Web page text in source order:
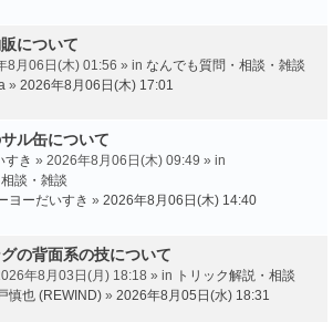
について
8月06日(木) 01:56 » in なんでも質問・相談・雑談
» 2026年8月06日(木) 17:01
ル缶について
すき » 2026年8月06日(木) 09:49 » in
談・雑談
ヨーだいすき » 2026年8月06日(木) 14:40
の背面系の技について
年8月03日(月) 18:18 » in トリック解説・相談
慎也 (REWIND) » 2026年8月05日(水) 18:31